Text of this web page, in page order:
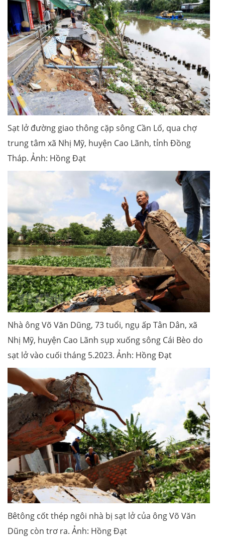
Sạt lở đường giao thông cặp sông Cần Lố, qua chợ
trung tâm xã Nhị Mỹ, huyện Cao Lãnh, tỉnh Đồng
Tháp. Ảnh: Hồng Đạt
Nhà ông Võ Văn Dũng, 73 tuổi, ngụ ấp Tân Dân, xã
Nhị Mỹ, huyện Cao Lãnh sụp xuống sông Cái Bèo do
sạt lở vào cuối tháng 5.2023. Ảnh: Hồng Đạt
Bêtông cốt thép ngôi nhà bị sạt lở của ông Võ Văn
Dũng còn trơ ra. Ảnh: Hồng Đạt